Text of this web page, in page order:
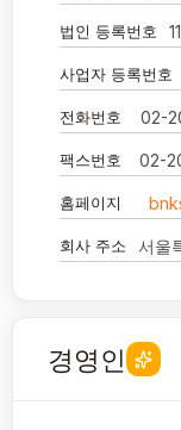
법인 등록번호
사업자 등록번호
전화번호 02-
팩스번호 02-
홈페이지
회사 주소
경영인